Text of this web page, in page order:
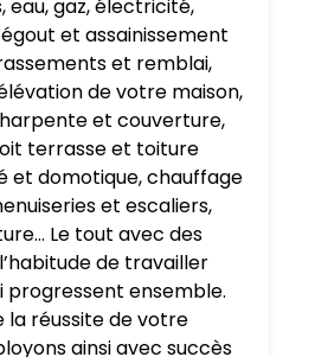
eau, gaz, électricité,
et assainissement
et remblai,
de votre maison,
et couverture,
terrasse et toiture
et domotique, chauffage
et escaliers,
Le tout avec des
de travailler
progressent ensemble.
la réussite de votre
ainsi avec succès